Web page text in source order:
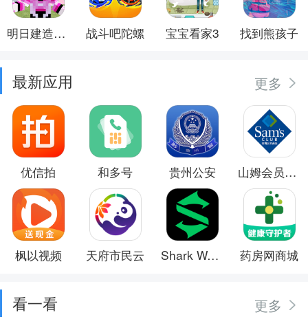
明日建造大师 战斗吧陀螺 宝宝看家3 找到熊孩子
最新应用 更多
优信拍 和多号 贵州公安 山姆会员商店
枫以视频 天府市民云 Shark Wear 药房网商城
看一看 更多